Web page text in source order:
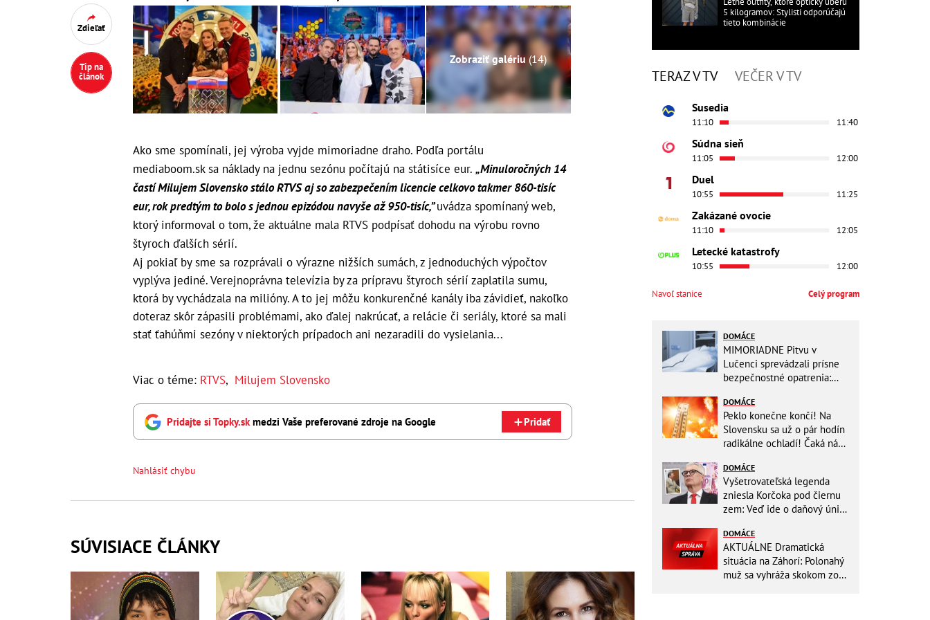
Zdieľať
Tip na
článok
Zobraziť galériu(14)
Ako sme spomínali, jej výroba vyjde mimoriadne draho. Podľa portálu
mediaboom.sksa náklady na jednu sezónu počítajú na státisíce eur. „Minuloročných 14
častí Milujem Slovensko stálo RTVS aj so zabezpečením licencie celkovo takmer 860-tisíc
eur, rok predtým to bolo s jednou epizódou navyše až 950-tisíc,”uvádza spomínaný web,
ktorý informoval o tom, že aktuálne mala RTVS podpísať dohodu na výrobu rovno
štyroch ďalších sérií.
Aj pokiaľ by sme sa rozprávali o výrazne nižších sumách, z jednoduchých výpočtov
vyplýva jediné. Verejnoprávna televízia by za prípravu štyroch sérií zaplatila sumu,
ktorá by vychádzala na milióny. A to jej môžu konkurenčné kanály iba závidieť, nakoľko
doteraz skôr zápasili problémami, ako ďalej nakrúcať, a relácie či seriály, ktoré sa mali
stať ťahúňmi sezóny v niektorých prípadoch ani nezaradili do vysielania...
Viac o téme: RTVS, Milujem Slovensko
Pridajte si Topky.sk medzi Vaše preferované zdroje na Google Pridať
Nahlásiť chybu
SÚVISIACE ČLÁNKY
5 kilogramov: Stylisti odporúčajú
tieto kombinácie
TERAZ V TV VEČER V TV
Susedia
11:10 11:40
Súdna sieň
11:05 12:00
Duel
10:55 11:25
Zakázané ovocie
11:10 12:05
Letecké katastrofy
10:55 12:00
Navoľ stanice Celý program
DOMÁCE
MIMORIADNE Pitvu v
Lučenci sprevádzali prísne
bezpečnostné opatrenia:
DOMÁCE
Peklo konečne končí! Na
Slovensku sa už o pár hodín
radikálne ochladí! Čaká nás
DOMÁCE
Vyšetrovateľská legenda
zniesla Korčoka pod čiernu
zem: Veď ide o daňový únik
basou!
DOMÁCE
AKTUÁLNE Dramatická
situácia na Záhorí: Polonahý
muž sa vyhráža skokom zo